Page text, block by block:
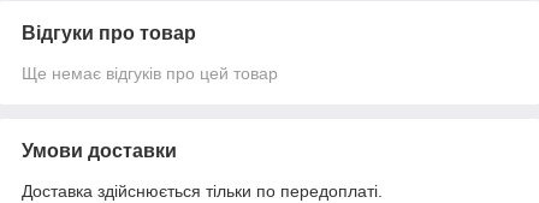
Відгуки про товар
Ще немає відгуків про цей товар
Умови доставки
Доставка здійснюється тільки по передоплаті.